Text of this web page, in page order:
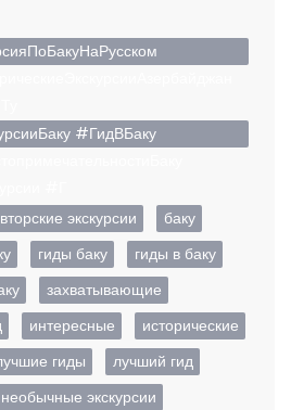
#ГидВБаку
экскурсии
баку
гиды баку
гиды в баку
захватывающие
интересные
исторические
гиды
лучший гид
необычные экскурсии